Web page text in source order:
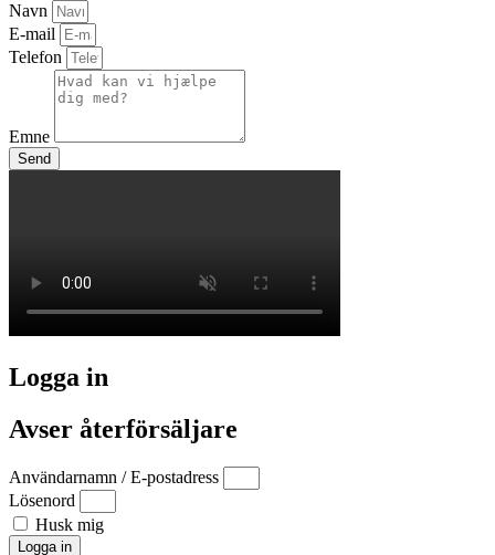
Navn
E-mail
Telefon
Emne
Send
Logga in
Avser återförsäljare
Användarnamn / E-postadress
Lösenord
Husk mig
Logga in